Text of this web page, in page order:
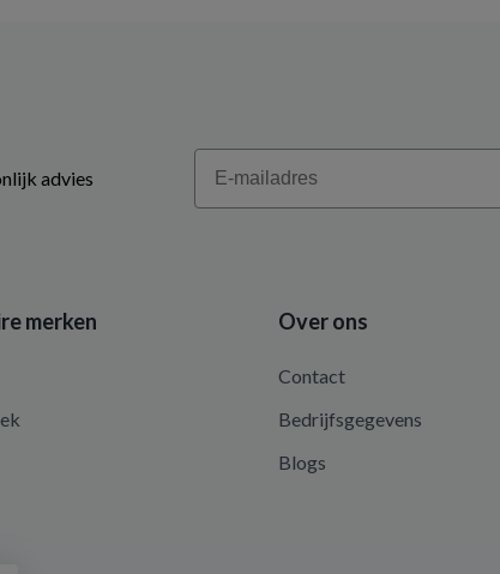
advies
Email
merken Over ons
Contact
Bedrijfsgegevens
Blogs